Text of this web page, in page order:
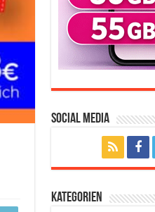
Social Media
Kategorien